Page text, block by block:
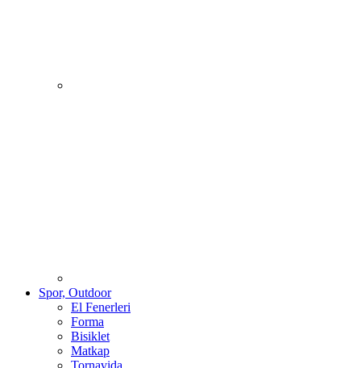
Spor, Outdoor
El Fenerleri
Forma
Bisiklet
Matkap
Tornavida